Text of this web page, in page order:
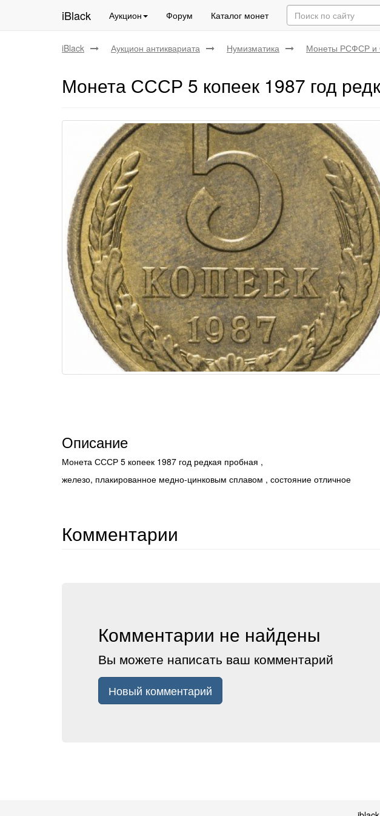
iBlack Аукцион Форум Каталог монет
iBlack Аукцион антиквариата Нумизматика Монеты РСФСР
Монета СССР 5 копеек 1987 год
Описание
Монета СССР 5 копеек 1987 год редкая пробная ,
железо, плакированное медно-цинковым сплавом , состояние отличное
Комментарии
Комментарии не найдены
Вы можете написать ваш комментарий
Новый комментарий